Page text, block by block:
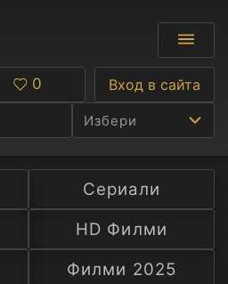
Избери
Ф
С
А
Любими
0 Вход в сайта
Сериали
HD Филми
Филми 2025